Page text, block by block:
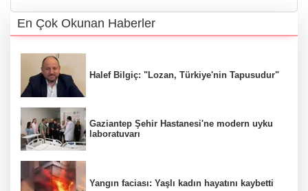
En Çok Okunan Haberler
Halef Bilgiç: "Lozan, Türkiye'nin Tapusudur"
Gaziantep Şehir Hastanesi'ne modern uyku
laboratuvarı
Yangın faciası: Yaşlı kadın hayatını kaybetti